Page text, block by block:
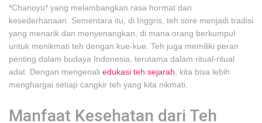
*Chanoyu* yang melambangkan rasa hormat dan
kesederhanaan. Sementara itu, di Inggris, teh sore menjadi tradisi
yang menarik dan menyenangkan, di mana orang berkumpul
untuk menikmati teh dengan kue-kue. Teh juga memiliki peran
penting dalam budaya Indonesia, terutama dalam ritual-ritual
adat. Dengan mengenali edukasi teh sejarah , kita bisa lebih
menghargai setiap cangkir teh yang kita nikmati.
Manfaat Kesehatan dari Teh